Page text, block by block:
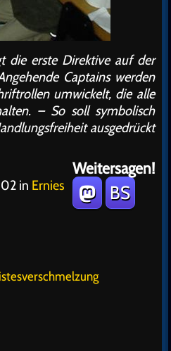
die erste Direktive auf der
Captains werden
umwickelt, die alle
– So soll symbolisch
ausgedrückt
Weitersagen!
BS
in Ernies